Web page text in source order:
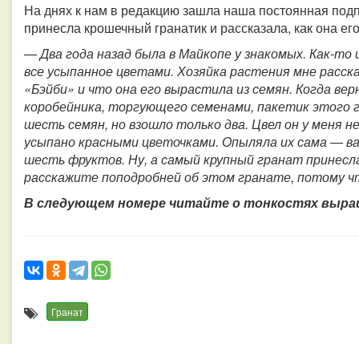
На днях к нам в редакцию зашла наша постоянная
принесла крошечный гранатик и рассказала, как она
— Два года назад была в Майкопе у знакомых. Как-то
все усыпанное цветами. Хозяйка растения мне
«Бэйби» и что она его вырастила из семян. Когда
коробейника, торгующего семенами, пакетик
шесть семян, но взошло только два. Цвел он у меня
усыпано красными цветочками. Опыляла их сама —
шесть фруктов. Ну, а самый крупный гранат
расскажите поподробней об этом гранате, потому
В следующем номере читайте о тонкостях
Гранат